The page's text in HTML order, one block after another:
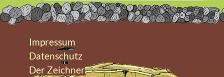
Impressum
Datenschutz
Der Zeichner